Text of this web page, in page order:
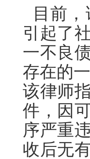
目前，
引起了
一不良
存在的
该律师
件，因
序严重
收后无